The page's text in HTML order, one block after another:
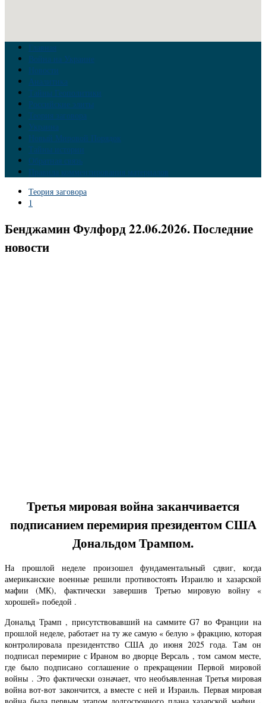
Главная
Война на Украине
Новости
Аналитика
Тайны Геополитики
Российские элиты
Теория заговора
Украина
Новый Мировой Порядок
Тайны истории
Обратная связь
Правила комментирования материалов
Теория заговора
1
Бенджамин Фулфорд 22.06.2026. Последние
новости
Третья мировая война заканчивается
подписанием перемирия президентом США
Дональдом Трампом.
На прошлой неделе произошел фундаментальный сдвиг, когда
американские военные решили противостоять Израилю и хазарской
мафии (МК), фактически завершив Третью мировую войну «
хорошей» победой .
Дональд Трамп , присутствовавший на саммите G7 во Франции на
прошлой неделе, работает на ту же самую « белую » фракцию, которая
контролировала президентство США до июня 2025 года. Там он
подписал перемирие с Ираном во дворце Версаль , том самом месте,
где было подписано соглашение о прекращении Первой мировой
войны . Это фактически означает, что необъявленная Третья мировая
война вот-вот закончится, а вместе с ней и Израиль. Первая мировая
война была первым этапом долгосрочного плана хазарской мафии ,